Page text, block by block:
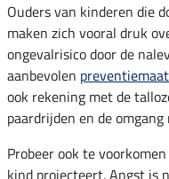
Ouders van kinderen die
maken zich vooral druk
ongevalrisico door de
aanbevolen
ook rekening met de
paardrijden en de
Probeer ook te
kind projecteert. Angst is